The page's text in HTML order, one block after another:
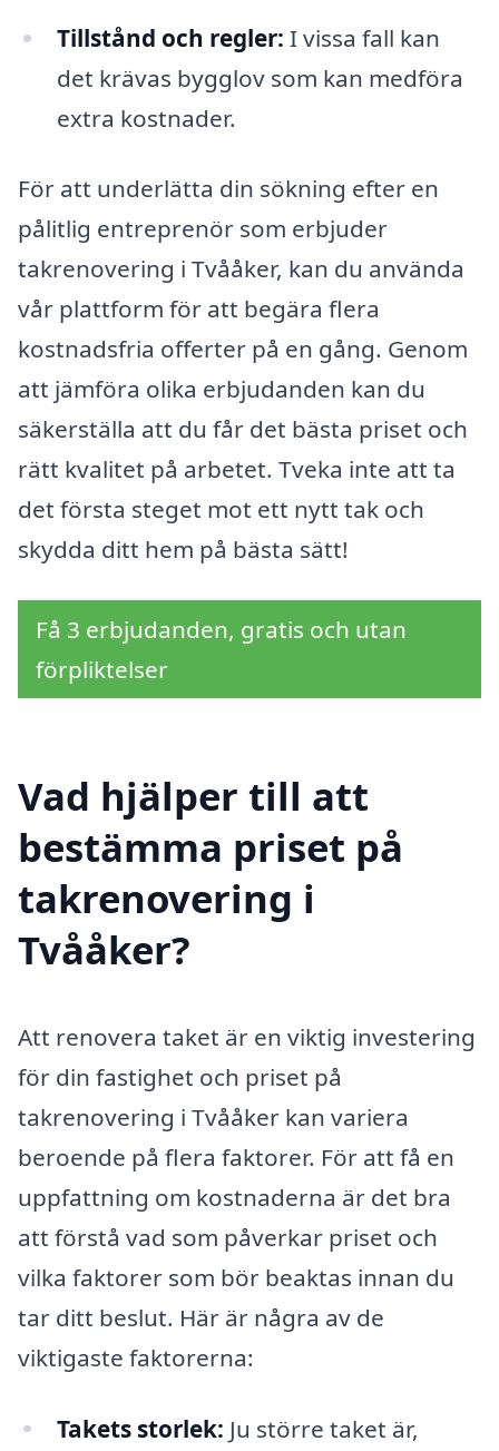
Tillstånd och regler: I vissa fall kan
det krävas bygglov som kan medföra
extra kostnader.
För att underlätta din sökning efter en
pålitlig entreprenör som erbjuder
takrenovering i Tvååker, kan du använda
vår plattform för att begära flera
kostnadsfria offerter på en gång. Genom
att jämföra olika erbjudanden kan du
säkerställa att du får det bästa priset och
rätt kvalitet på arbetet. Tveka inte att ta
det första steget mot ett nytt tak och
skydda ditt hem på bästa sätt!
Få 3 erbjudanden, gratis och utan
förpliktelser
Vad hjälper till att
bestämma priset på
takrenovering i
Tvååker?
Att renovera taket är en viktig investering
för din fastighet och priset på
takrenovering i Tvååker kan variera
beroende på flera faktorer. För att få en
uppfattning om kostnaderna är det bra
att förstå vad som påverkar priset och
vilka faktorer som bör beaktas innan du
tar ditt beslut. Här är några av de
viktigaste faktorerna:
Takets storlek: Ju större taket är,